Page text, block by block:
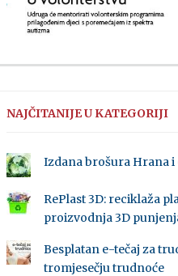
NAJČITANIJE U KATEGORIJI
Izdana brošura Hrana
RePlast 3D: reciklaža
proizvodnja 3D
Besplatan e-tečaj za
tromjesečju trudnoće